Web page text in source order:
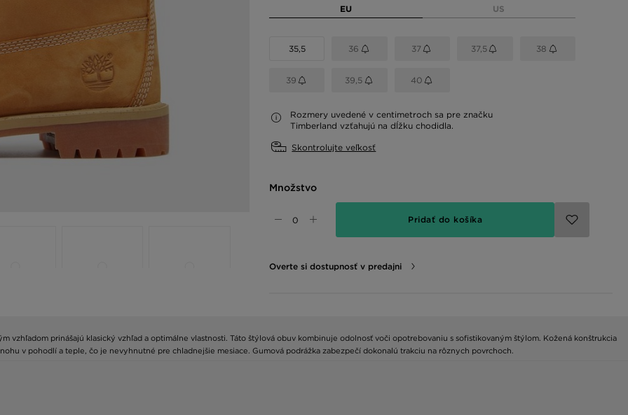
EU US
35,5 36 37 37,5 38
39 39,5 40
Rozmery uvedené v centimetroch sa pre značku
Timberland vzťahujú na dĺžku chodidla.
Skontrolujte veľkosť
Množstvo
Pridať do košíka
Overte si dostupnosť v predajni
vzhľadom prinášajú klasický vzhľad a optimálne vlastnosti. Táto štýlová obuv kombinuje odolnosť voči opotrebovaniu s sofistikovaným štýlom. Kožená konštrukcia
v pohodlí a teple, čo je nevyhnutné pre chladnejšie mesiace. Gumová podrážka zabezpečí dokonalú trakciu na rôznych povrchoch.